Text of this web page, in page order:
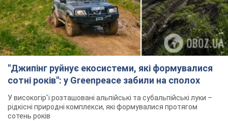
"Джипінг руйнує екосистеми, які формувалися
сотні років": у Greenpeace забили на сполох
У високогір'ї розташовані альпійські та субальпійські луки –
рідкісні природні комплекси, які формувалися протягом
сотень років